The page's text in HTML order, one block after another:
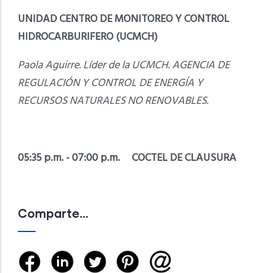
UNIDAD CENTRO DE MONITOREO Y CONTROL
HIDROCARBURIFERO (UCMCH)
Paola Aguirre. Líder de la UCMCH. AGENCIA DE
REGULACIÓN Y CONTROL DE ENERGÍA Y
RECURSOS NATURALES NO RENOVABLES.
05:35 p.m. - 07:00 p.m. COCTEL DE CLAUSURA
Comparte...